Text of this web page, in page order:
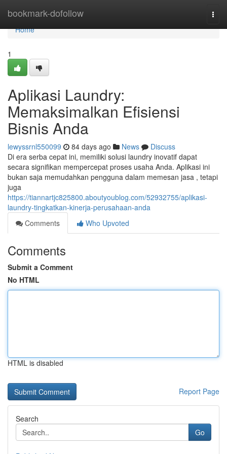
bookmark-dofollow
Home
Home
1
Aplikasi Laundry:
Memaksimalkan Efisiensi
Bisnis Anda
lewyssrnl550099 84 days ago News
Discuss
Di era serba cepat ini, memiliki solusi laundry inovatif dapat
secara signifikan mempercepat proses usaha Anda. Aplikasi ini
bukan saja memudahkan pengguna dalam memesan jasa , tetapi
juga
https://tiannartjc825800.aboutyoublog.com/52932755/aplikasi-
laundry-tingkatkan-kinerja-perusahaan-anda
Comments
Who Upvoted
Comments
Submit a Comment
No HTML
HTML is disabled
Report Page
Search
Go